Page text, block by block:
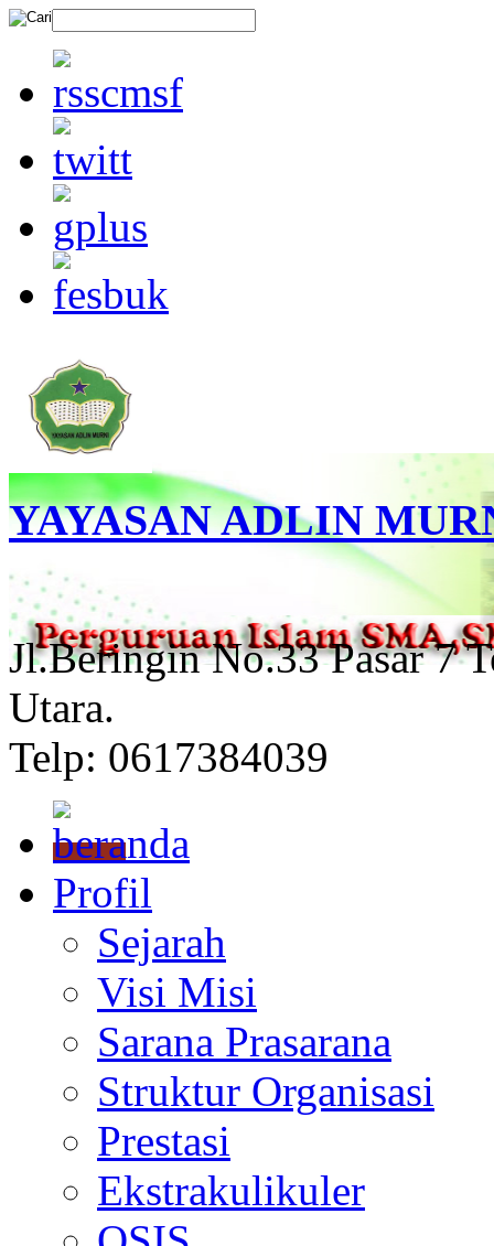
YAYASAN ADLIN
Jl.Beringin No.33 Pasar 7
Utara.
Telp: 0617384039
Profil
Sejarah
Visi Misi
Sarana Prasarana
Struktur Organisasi
Prestasi
Ekstrakulikuler